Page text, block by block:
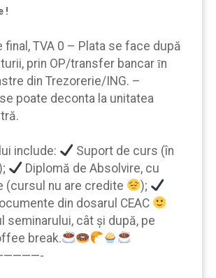
!
TVA 0 – Plata se face după
prin OP/transfer bancar ȋn
din Trezorerie/ING. –
poate deconta la unitatea
include:
Suport de curs (în
Diplomă de Absolvire, cu
(cursul nu are credite
);
din dosarul CEAC
seminarului, cât şi după, pe
break.